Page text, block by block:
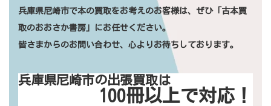
兵庫県尼崎市で本の買取をお考えのお客様は、ぜひ「古本買
取のおおさか書房」にお任せください。
皆さまからのお問い合わせ、心よりお待ちしております。
兵庫県尼崎市の出張買取は
100冊以上で対応！